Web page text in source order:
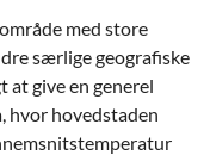
med store
særlige geografiske
at give en generel
hvor hovedstaden